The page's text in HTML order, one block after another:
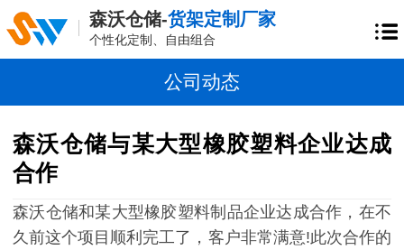
森沃仓储-货架定制厂家
个性化定制、自由组合
公司动态
森沃仓储与某大型橡胶塑料企业达成
合作
森沃仓储和某大型橡胶塑料制品企业达成合作，在不
久前这个项目顺利完工了 ，客户非常满意!此次合作的